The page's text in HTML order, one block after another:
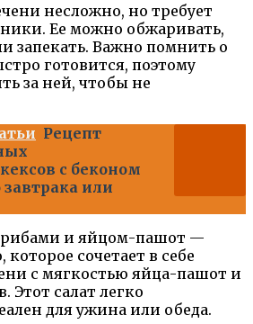
несложно, но требует
Ее можно обжаривать,
запекать. Важно помнить о
готовится, поэтому
за ней, чтобы не
Рецепт
с беконом
или
и яйцом-пашот —
сочетает в себе
с мягкостью яйца-пашот и
Этот салат легко
для ужина или обеда.